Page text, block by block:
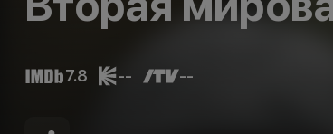
7.8 -- --